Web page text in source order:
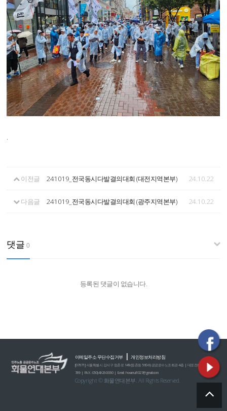
.
이전글 241019_전국동시다발결의대회 (대전지역본부) 24.10.22
다음글 241019_전국동시다발결의대회 (광주지역본부) 24.10.22
댓글 0
등록된 댓글이 없습니다.
이메일주소 무단수집거부|개인정보처리방침
[07671] 서울특별시 강서구 등촌로 149 (등촌동 560-6) 공공운수노조회관 4층 | 대표전화 : 02)2635-0
789 | FAX : 050)4926-0060 | E-mail : hwamul1027@gmail.com
Copyright © 화물연대본부. All Rights Reserved.